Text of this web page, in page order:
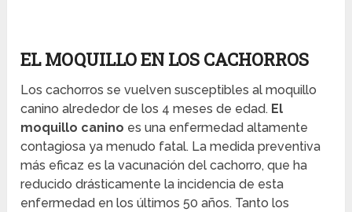
EL MOQUILLO EN LOS CACHORROS
Los cachorros se vuelven susceptibles al moquillo
canino alrededor de los 4 meses de edad. El
moquillo canino es una enfermedad altamente
contagiosa ya menudo fatal. La medida preventiva
más eficaz es la vacunación del cachorro, que ha
reducido drásticamente la incidencia de esta
enfermedad en los últimos 50 años. Tanto los